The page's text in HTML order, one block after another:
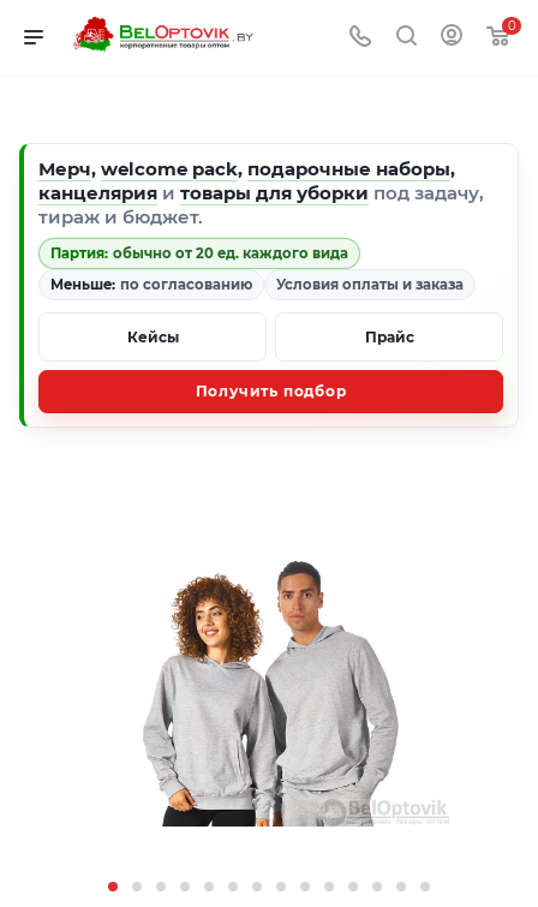
0
Мерч, welcome pack, подарочные наборы,
канцелярия и товары для уборки под задачу,
тираж и бюджет.
Партия: обычно от 20 ед. каждого вида
Меньше: по согласованию Условия оплаты и заказа
Кейсы Прайс
Получить подбор